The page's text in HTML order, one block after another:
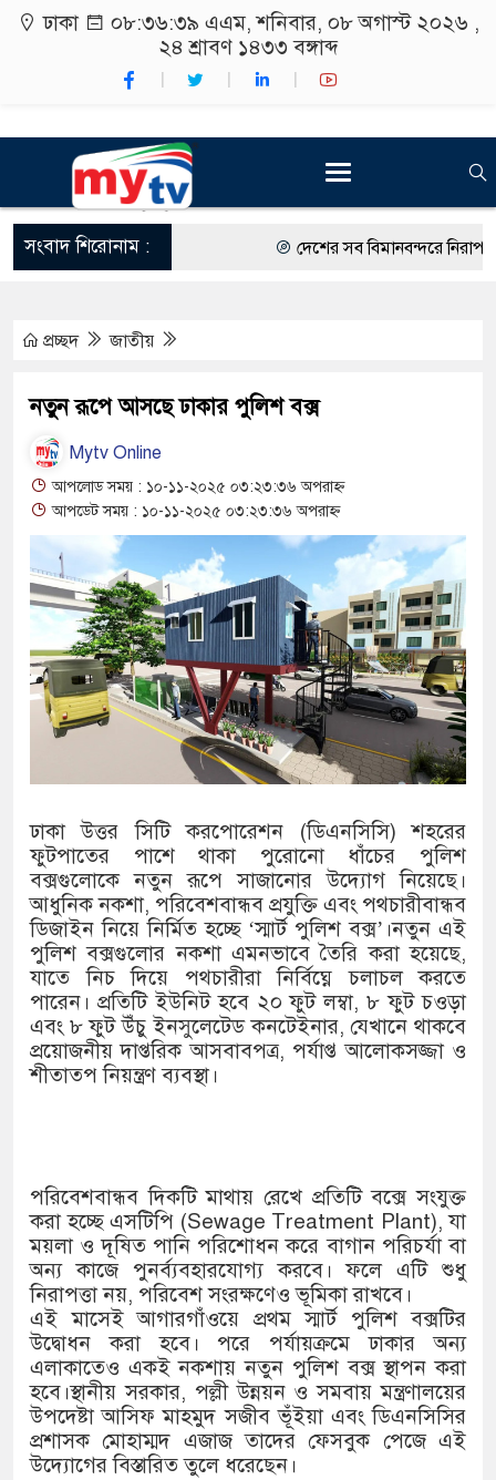
ঢাকা ০৮:৩৬:৪০ এএম, শনিবার, ০৮ অগাস্ট ২০২৬ ,
২৪ শ্রাবণ ১৪৩৩ বঙ্গাব্দ
সংবাদ শিরোনাম : দেশের সব বিমানবন্দরে নিরাপত্তা
কর্মসূচীর শুভসূচনা।
রং ফর্সাকারী ৮ ব্র্যান্ডের ক্রিমে
থাকায় বিক্রিতে নিষেধাজ্ঞা
অত্যাচারের ছবি যেন আর তুলতে
আলাল
‘গুলশানের চামেলি’তে ভিন্ন রূপে
যৌনকর্মীর দালাল চরিত্রে
সারজিস-পাটোয়ারীসহ ১০ জনের
‘স্কুটি নাকি গোল্ড?’
এর ফ্রিডম ব্র্যান্ড, বাড়ল ক্যাম্পেইনের
সংবিধান অনুযায়ী যথাসময়ে
১৫২২ পুলিশ সদস্যকে চাকরিতে
খিলক্ষেত থানা বিএনপির যুগ্ম
প্রেমের সম্পর্ক ছিন্ন না করায় মা-
প্রধানমন্ত্রীর সঙ্গে নবনিযুক্ত
হামের উপসর্গে আরও ৬ প্রাণহানি,
অবশেষে পদত্যাগ করলেন ভারতের
জামায়াত ফেরেশতাদের দল নয়,
প্রচ্ছদ জাতীয়
নতুন রূপে আসছে ঢাকার পুলিশ বক্স
Mytv Online
আপলোড সময় : ১০-১১-২০২৫ ০৩:২৩:৩৬ অপরাহ্ন
আপডেট সময় : ১০-১১-২০২৫ ০৩:২৩:৩৬ অপরাহ্ন
ঢাকা উত্তর সিটি করপোরেশন (ডিএনসিসি) শহরের
ফুটপাতের পাশে থাকা পুরোনো ধাঁচের পুলিশ
বক্সগুলোকে নতুন রূপে সাজানোর উদ্যোগ নিয়েছে।
আধুনিক নকশা, পরিবেশবান্ধব প্রযুক্তি এবং পথচারীবান্ধব
ডিজাইন নিয়ে নির্মিত হচ্ছে ‘স্মার্ট পুলিশ বক্স’।নতুন এই
পুলিশ বক্সগুলোর নকশা এমনভাবে তৈরি করা হয়েছে,
যাতে নিচ দিয়ে পথচারীরা নির্বিঘ্নে চলাচল করতে
পারেন। প্রতিটি ইউনিট হবে ২০ ফুট লম্বা, ৮ ফুট চওড়া
এবং ৮ ফুট উঁচু ইনসুলেটেড কনটেইনার, যেখানে থাকবে
প্রয়োজনীয় দাপ্তরিক আসবাবপত্র, পর্যাপ্ত আলোকসজ্জা ও
শীতাতপ নিয়ন্ত্রণ ব্যবস্থা।
পরিবেশবান্ধব দিকটি মাথায় রেখে প্রতিটি বক্সে সংযুক্ত
করা হচ্ছে এসটিপি (Sewage Treatment Plant), যা
ময়লা ও দূষিত পানি পরিশোধন করে বাগান পরিচর্যা বা
অন্য কাজে পুনর্ব্যবহারযোগ্য করবে। ফলে এটি শুধু
নিরাপত্তা নয়, পরিবেশ সংরক্ষণেও ভূমিকা রাখবে।
এই মাসেই আগারগাঁওয়ে প্রথম স্মার্ট পুলিশ বক্সটির
উদ্বোধন করা হবে। পরে পর্যায়ক্রমে ঢাকার অন্য
এলাকাতেও একই নকশায় নতুন পুলিশ বক্স স্থাপন করা
হবে।স্থানীয় সরকার, পল্লী উন্নয়ন ও সমবায় মন্ত্রণালয়ের
উপদেষ্টা আসিফ মাহমুদ সজীব ভূঁইয়া এবং ডিএনসিসির
প্রশাসক মোহাম্মদ এজাজ তাদের ফেসবুক পেজে এই
উদ্যোগের বিস্তারিত তুলে ধরেছেন।